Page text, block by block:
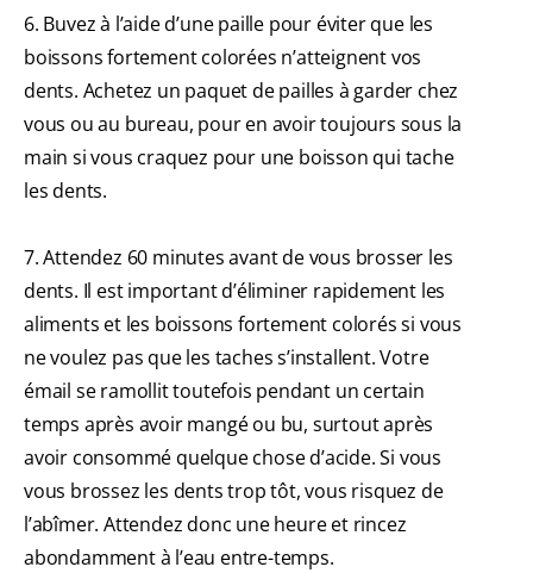
6. Buvez à l’aide d’une paille pour éviter que les
boissons fortement colorées n’atteignent vos
dents. Achetez un paquet de pailles à garder chez
vous ou au bureau, pour en avoir toujours sous la
main si vous craquez pour une boisson qui tache
les dents.
7. Attendez 60 minutes avant de vous brosser les
dents. Il est important d’éliminer rapidement les
aliments et les boissons fortement colorés si vous
ne voulez pas que les taches s’installent. Votre
émail se ramollit toutefois pendant un certain
temps après avoir mangé ou bu, surtout après
avoir consommé quelque chose d’acide. Si vous
vous brossez les dents trop tôt, vous risquez de
l’abîmer. Attendez donc une heure et rincez
abondamment à l’eau entre-temps.